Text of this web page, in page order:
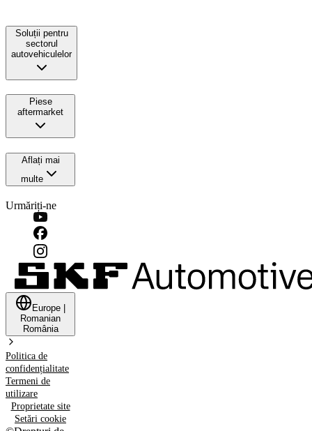
Soluții pentru
sectorul
autovehiculelor
Piese
aftermarket
Aflați mai
multe
Urmăriți-ne
Europe
Romanian
România
Politica de
confidențialitate
Termeni de
utilizare
Proprietate site
Setări cookie